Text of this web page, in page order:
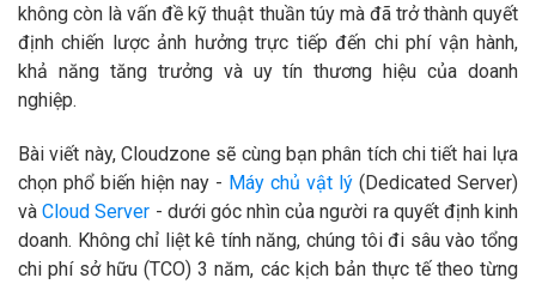
không còn là vấn đề kỹ thuật thuần túy mà đã trở thành quyết
định chiến lược ảnh hưởng trực tiếp đến chi phí vận hành,
khả năng tăng trưởng và uy tín thương hiệu của doanh
nghiệp.
Bài viết này, Cloudzone sẽ cùng bạn phân tích chi tiết hai lựa
chọn phổ biến hiện nay - Máy chủ vật lý (Dedicated Server)
vàCloud Server - dưới góc nhìn của người ra quyết định kinh
doanh. Không chỉ liệt kê tính năng, chúng tôi đi sâu vào tổng
chi phí sở hữu (TCO) 3 năm, các kịch bản thực tế theo từng